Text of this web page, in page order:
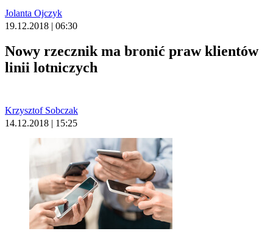
Jolanta Ojczyk
19.12.2018 | 06:30
Nowy rzecznik ma bronić praw klientów
linii lotniczych
Krzysztof Sobczak
14.12.2018 | 15:25